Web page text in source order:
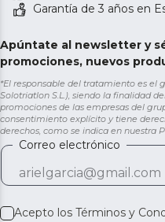
Garantía de 3 años en
Apúntate al newsletter y
promociones, nuevos
*El responsable del tratamiento es el
Solotriatlon S.L.), siendo la finalidad
promociones de las empresas del
consentimiento explícito y tiene
derechos, como se indica en nuestra
Correo electrónico
Acepto los Términos y